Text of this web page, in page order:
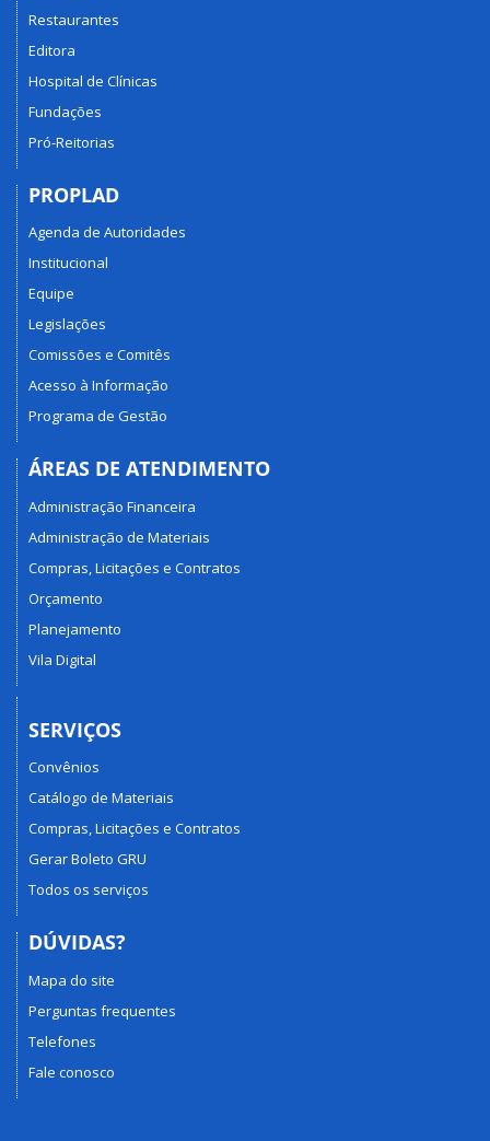
Restaurantes
Editora
Hospital de Clínicas
Fundações
Pró-Reitorias
PROPLAD
Agenda de Autoridades
Institucional
Equipe
Legislações
Comissões e Comitês
Acesso à Informação
Programa de Gestão
ÁREAS DE ATENDIMENTO
Administração Financeira
Administração de Materiais
Compras, Licitações e Contratos
Orçamento
Planejamento
Vila Digital
SERVIÇOS
Convênios
Catálogo de Materiais
Compras, Licitações e Contratos
Gerar Boleto GRU
Todos os serviços
DÚVIDAS?
Mapa do site
Perguntas frequentes
Telefones
Fale conosco